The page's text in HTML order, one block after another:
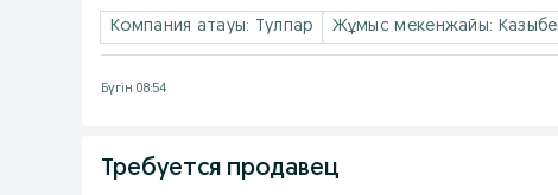
Компания атауы: Тулпар Жұмыс мекенжайы:
Бүгін 08:54
Требуется продавец